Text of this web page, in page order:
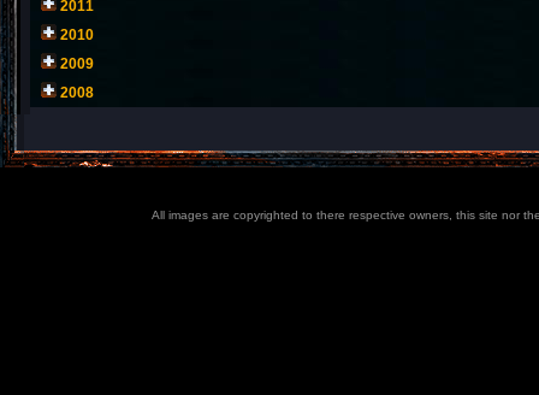
2011
2010
2009
2008
All images are copyrighted to there respective owners, this site nor